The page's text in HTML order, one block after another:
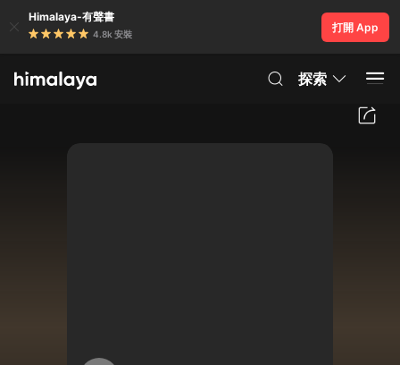
Himalaya-有聲書
4.8k 安裝
打開 App
探索